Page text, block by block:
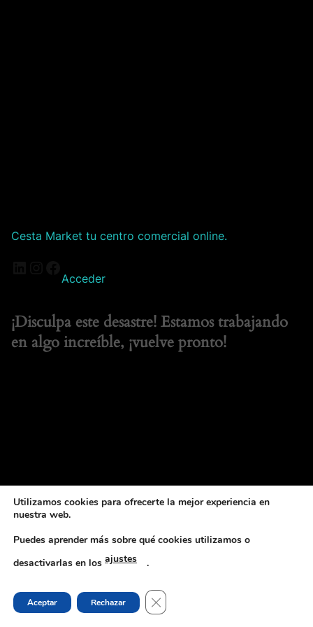
Cesta Market tu centro comercial online.
Acceder
¡Disculpa este desastre! Estamos trabajando
en algo increíble, ¡vuelve pronto!
Utilizamos cookies para ofrecerte la mejor experiencia en
nuestra web.
Puedes aprender más sobre qué cookies utilizamos o
desactivarlas en los ajustes .
Aceptar Rechazar CERRAR EL BANNER DE